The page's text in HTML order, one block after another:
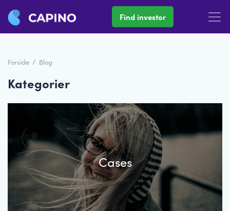
Find investor
Forside / Blog
Kategorier
Cases